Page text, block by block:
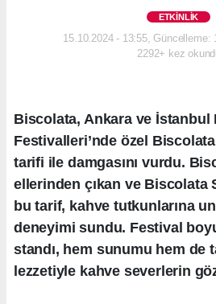
ETKINLIK
15.10.2024 - 13:55, Güncelleme:
2292+ kez
Biscolata, Ankara ve İstanbul
Festivalleri’nde özel
tarifi ile damgasını vurdu.
ellerinden çıkan ve Biscolata
bu tarif, kahve tutkunlarına
deneyimi sundu. Festival
standı, hem sunumu hem de
lezzetiyle kahve severlerin